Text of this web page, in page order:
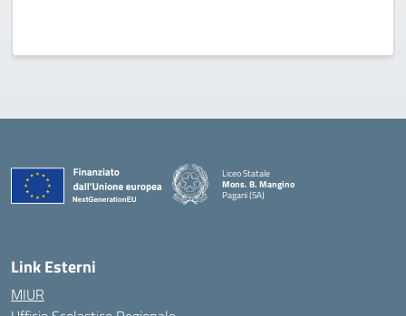
Liceo Statale
Mons. B. Mangino
Pagani (SA)
— Visita la pagina iniziale della scuola
Link Esterni
MIUR